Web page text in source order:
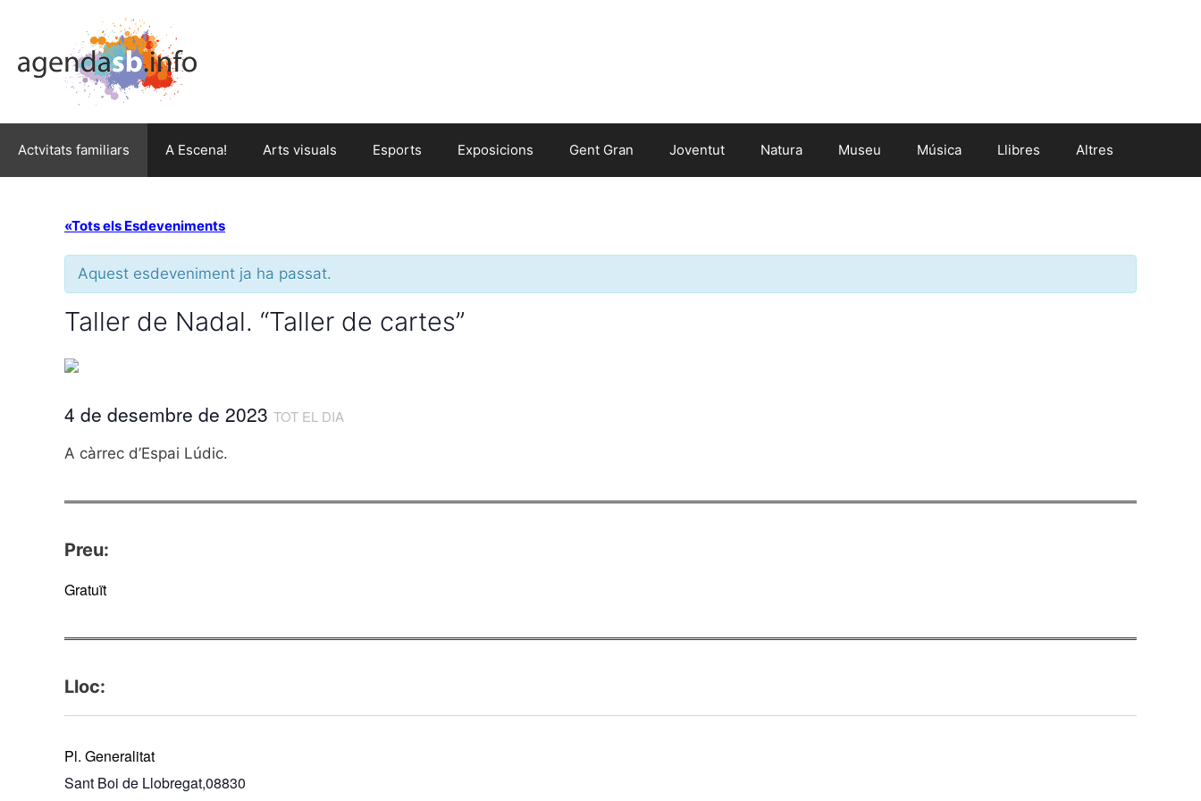
Actvitats familiars A Escena! Arts visuals Esports Exposicions Gent Gran Joventut Natura Museu Música Llibres Altres
«Tots els Esdeveniments
Aquest esdeveniment ja ha passat.
Taller de Nadal. “Taller de cartes”
4 de desembre de 2023 TOT EL DIA
A càrrec d’Espai Lúdic.
Preu:
Gratuït
Lloc:
Pl. Generalitat
Sant Boi de Llobregat,08830